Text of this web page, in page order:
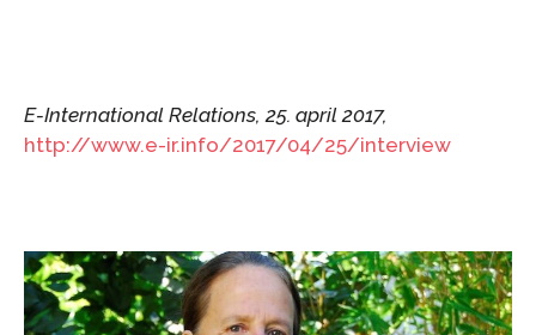
E-International Relations, 25. april 2017,
http://www.e-ir.info/2017/04/25/interview